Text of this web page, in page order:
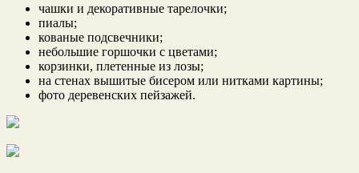
чашки и декоративные тарелочки;
пиалы;
кованые подсвечники;
небольшие горшочки с цветами;
корзинки, плетенные из лозы;
на стенах вышитые бисером или нитками картины;
фото деревенских пейзажей.